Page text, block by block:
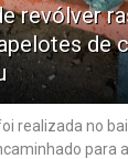
revólver
de
realizada no
para